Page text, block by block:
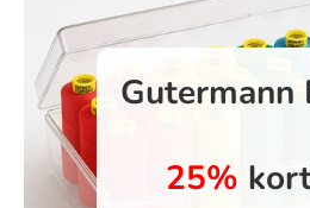
Gutermann
25%